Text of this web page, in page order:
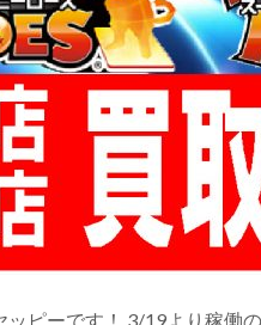
ッピーです！ 3/19より稼働